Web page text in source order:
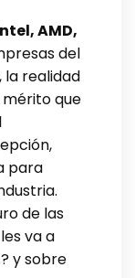
AMD,
del
la realidad
mérito que
para
de las
va a
y sobre